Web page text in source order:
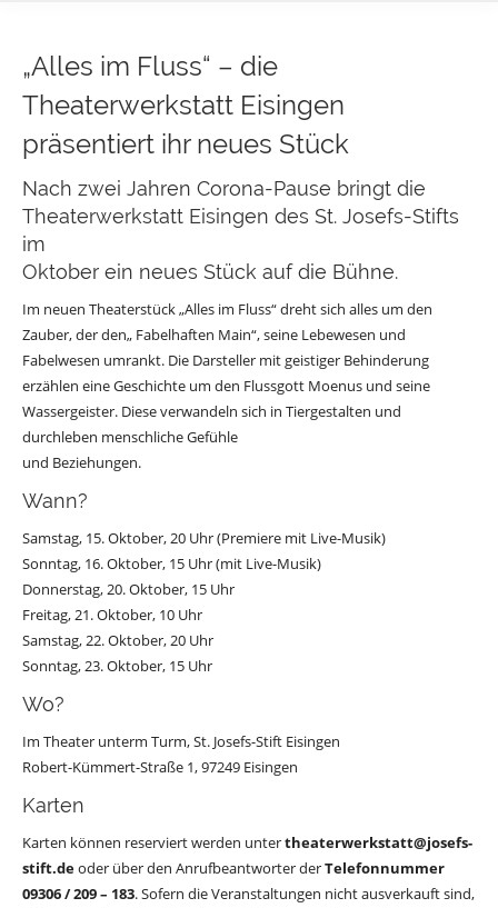
„Alles im Fluss“ – die
Theaterwerkstatt Eisingen
präsentiert ihr neues Stück
Nach zwei Jahren Corona-Pause bringt die
Theaterwerkstatt Eisingen des St. Josefs-Stifts
im
Oktober ein neues Stück auf die Bühne.
Im neuen Theaterstück „Alles im Fluss“ dreht sich alles um den
Zauber, der den„ Fabelhaften Main“, seine Lebewesen und
Fabelwesen umrankt. Die Darsteller mit geistiger Behinderung
erzählen eine Geschichte um den Flussgott Moenus und seine
Wassergeister. Diese verwandeln sich in Tiergestalten und
durchleben menschliche Gefühle
und Beziehungen.
Wann?
Samstag, 15. Oktober, 20 Uhr (Premiere mit Live-Musik)
Sonntag, 16. Oktober, 15 Uhr (mit Live-Musik)
Donnerstag, 20. Oktober, 15 Uhr
Freitag, 21. Oktober, 10 Uhr
Samstag, 22. Oktober, 20 Uhr
Sonntag, 23. Oktober, 15 Uhr
Wo?
Im Theater unterm Turm, St. Josefs-Stift Eisingen
Robert-Kümmert-Straße 1, 97249 Eisingen
Karten
Karten können reserviert werden untertheaterwerkstatt@josefs-
stift.deoder über den Anrufbeantworter derTelefonnummer
09306 / 209 – 183. Sofern die Veranstaltungen nicht ausverkauft sind,